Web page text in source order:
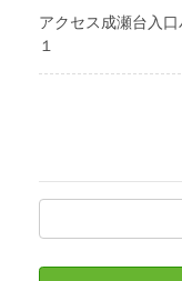
アクセス成瀬台入
１